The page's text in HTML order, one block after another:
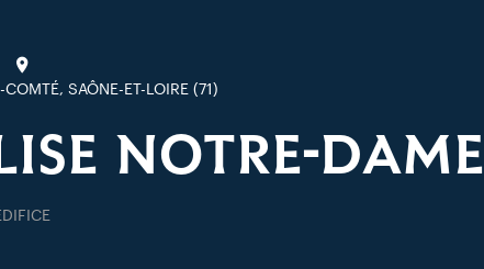
SAÔNE-ET-LOIRE (71)
NOTRE-DAME